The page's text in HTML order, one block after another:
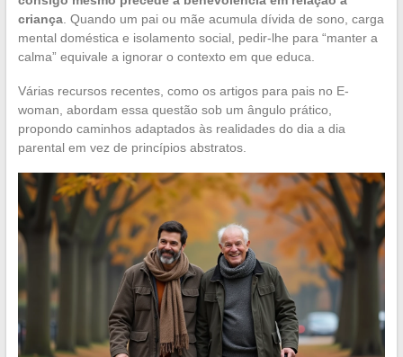
criança. Quando um pai ou mãe acumula dívida de sono, carga
mental doméstica e isolamento social, pedir-lhe para “manter a
calma” equivale a ignorar o contexto em que educa.
Várias recursos recentes, como os artigos para pais no E-
woman, abordam essa questão sob um ângulo prático,
propondo caminhos adaptados às realidades do dia a dia
parental em vez de princípios abstratos.